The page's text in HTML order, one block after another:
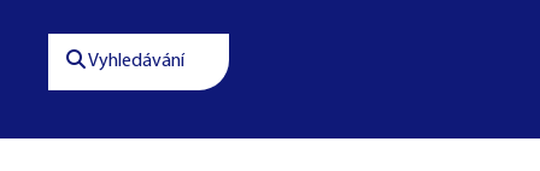
Vyhledávání